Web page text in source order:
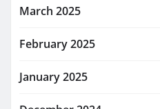
March 2025
February 2025
January 2025